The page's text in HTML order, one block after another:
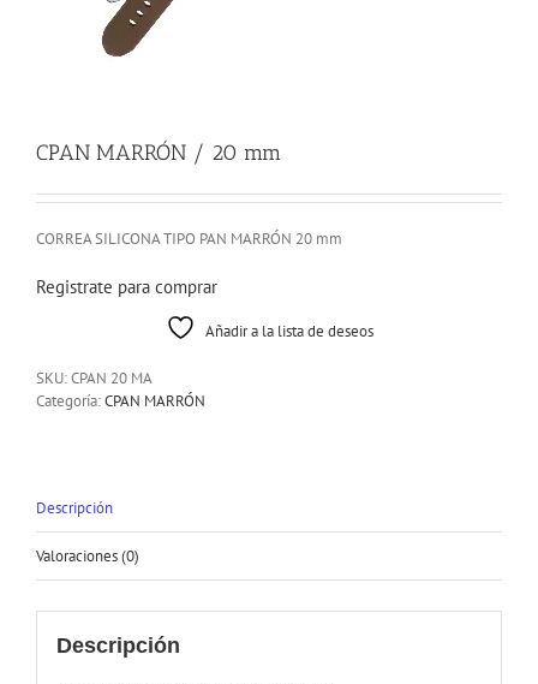
CPAN MARRÓN / 20 mm
CORREA SILICONA TIPO PAN MARRÓN 20 mm
Registrate para comprar
Añadir a la lista de deseos
SKU:CPAN 20 MA
Categoría:CPAN MARRÓN
Descripción
Valoraciones (0)
Descripción